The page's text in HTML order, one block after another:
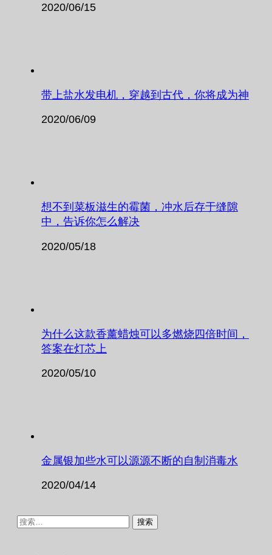
2020/06/15
带上盐水发电机，穿越到古代，你将成为神
2020/06/09
想不到菜板滋生的霉菌，冲水后存于缝隙
中，告诉你怎么解决
2020/05/18
为什么这款香薰蜡烛可以多燃烧四倍时间，
答案在灯芯上
2020/05/10
金属银加些水可以源源不断的自制消毒水
2020/04/14
搜